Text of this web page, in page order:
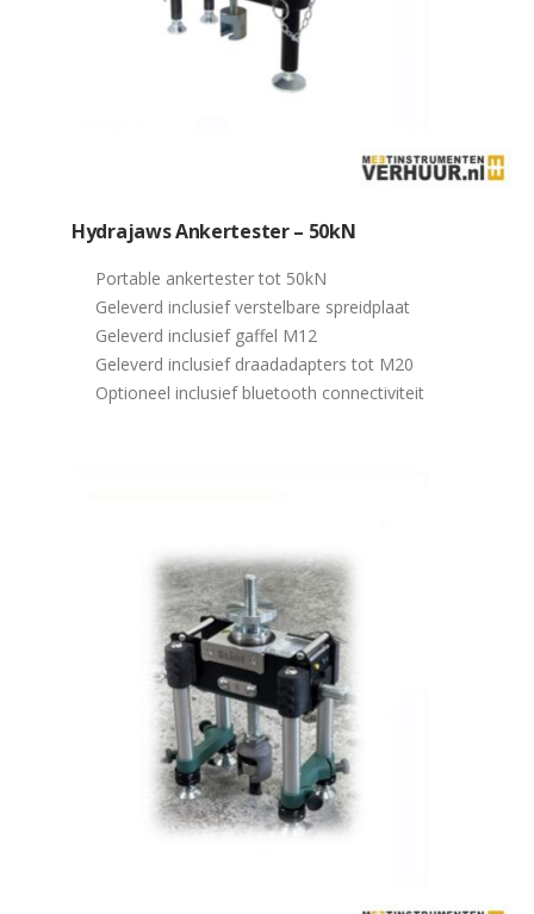
Hydrajaws Ankertester – 50kN
Portable ankertester tot 50kN
Geleverd inclusief verstelbare spreidplaat
Geleverd inclusief gaffel M12
Geleverd inclusief draadadapters tot M20
Optioneel inclusief bluetooth connectiviteit